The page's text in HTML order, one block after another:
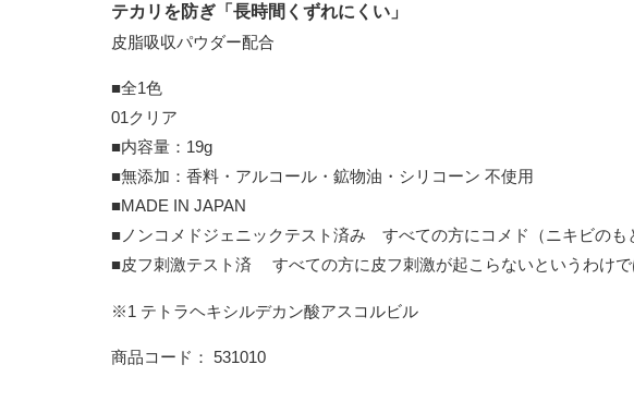
テカリを防ぎ「長時間くずれにくい」
皮脂吸収パウダー配合
■全1色
01クリア
■内容量：19g
■無添加：香料・アルコール・鉱物油・シリコーン 不使用
■MADE IN JAPAN
■ノンコメドジェニックテスト済み すべての方にコメド（ニキビのも
■皮フ刺激テスト済 すべての方に皮フ刺激が起こらないというわけで
※1 テトラヘキシルデカン酸アスコルビル
商品コード： 531010